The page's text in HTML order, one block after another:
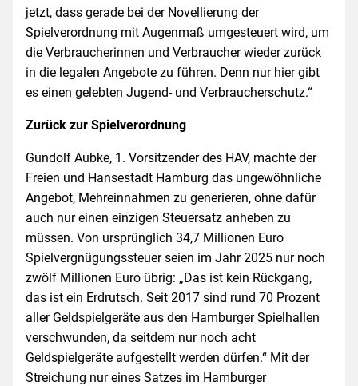
jetzt, dass gerade bei der Novellierung der
Spielverordnung mit Augenmaß umgesteuert wird, um
die Verbraucherinnen und Verbraucher wieder zurück
in die legalen Angebote zu führen. Denn nur hier gibt
es einen gelebten Jugend- und Verbraucherschutz.“
Zurück zur Spielverordnung
Gundolf Aubke, 1. Vorsitzender des HAV, machte der
Freien und Hansestadt Hamburg das ungewöhnliche
Angebot, Mehreinnahmen zu generieren, ohne dafür
auch nur einen einzigen Steuersatz anheben zu
müssen. Von ursprünglich 34,7 Millionen Euro
Spielvergnügungssteuer seien im Jahr 2025 nur noch
zwölf Millionen Euro übrig: „Das ist kein Rückgang,
das ist ein Erdrutsch. Seit 2017 sind rund 70 Prozent
aller Geldspielgeräte aus den Hamburger Spielhallen
verschwunden, da seitdem nur noch acht
Geldspielgeräte aufgestellt werden dürfen.“ Mit der
Streichung nur eines Satzes im Hamburger